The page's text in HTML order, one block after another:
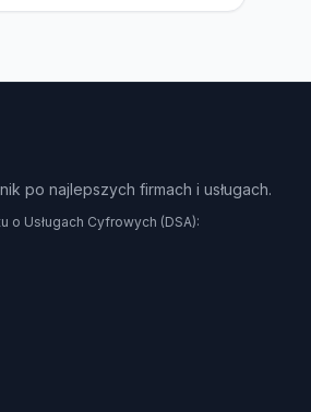
po najlepszych firmach i usługach.
o Usługach Cyfrowych (DSA):